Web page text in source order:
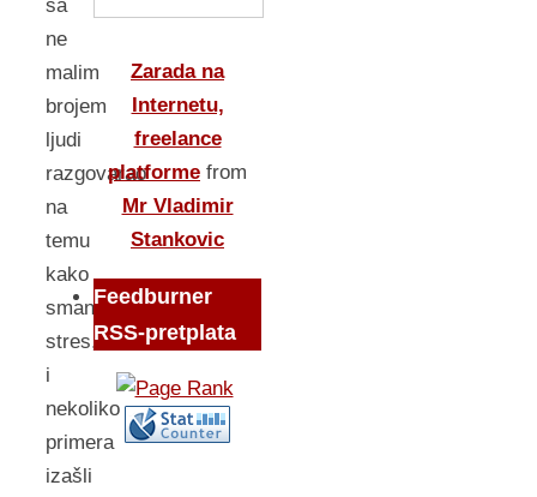
sa
ne
malim
brojem
ljudi
razgovarao
na
temu
kako
smanjiti
stres,
i
nekoliko
primera
izašli
Zarada na
Internetu,
freelance
platforme from
Mr Vladimir
Stankovic
Feedburner
RSS-pretplata